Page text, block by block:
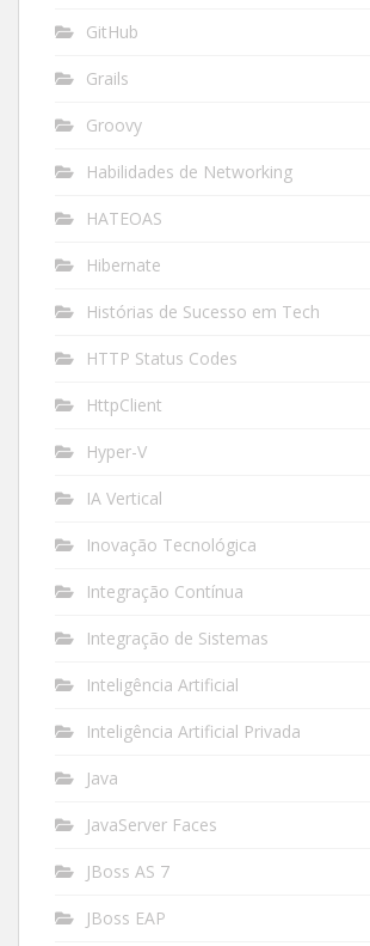
GitHub
Grails
Groovy
Habilidades de Networking
HATEOAS
Hibernate
Histórias de Sucesso em Tech
HTTP Status Codes
HttpClient
Hyper-V
IA Vertical
Inovação Tecnológica
Integração Contínua
Integração de Sistemas
Inteligência Artificial
Inteligência Artificial Privada
Java
JavaServer Faces
JBoss AS 7
JBoss EAP